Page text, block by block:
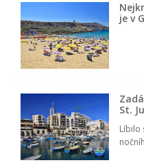
je v
St.
Líbilo